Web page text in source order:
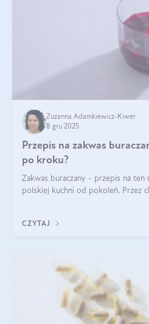
Zuzanna Adamkiewicz-Kiwer
8 gru 2025
Przepis na zakwas
po kroku?
Zakwas buraczany - przepis na ten
polskiej kuchni od pokoleń. Przez
CZYTAJ